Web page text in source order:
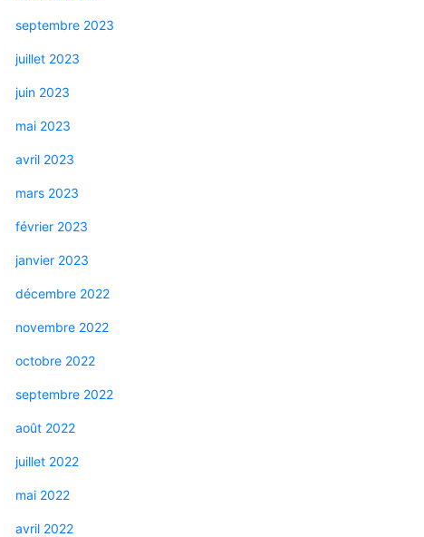
septembre 2023
juillet 2023
juin 2023
mai 2023
avril 2023
mars 2023
février 2023
janvier 2023
décembre 2022
novembre 2022
octobre 2022
septembre 2022
août 2022
juillet 2022
mai 2022
avril 2022